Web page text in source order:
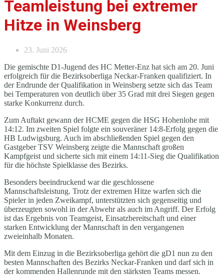
Teamleistung bei extremer
Hitze in Weinsberg
23. Juni 2026
Die gemischte D1-Jugend des HC Metter-Enz hat sich am 20. Juni
erfolgreich für die Bezirksoberliga Neckar-Franken qualifiziert. In
der Endrunde der Qualifikation in Weinsberg setzte sich das Team
bei Temperaturen von deutlich über 35 Grad mit drei Siegen gegen
starke Konkurrenz durch.
Zum Auftakt gewann der HCME gegen die HSG Hohenlohe mit
14:12. Im zweiten Spiel folgte ein souveräner 14:8-Erfolg gegen die
HB Ludwigsburg. Auch im abschließenden Spiel gegen den
Gastgeber TSV Weinsberg zeigte die Mannschaft großen
Kampfgeist und sicherte sich mit einem 14:11-Sieg die Qualifikation
für die höchste Spielklasse des Bezirks.
Besonders beeindruckend war die geschlossene
Mannschaftsleistung. Trotz der extremen Hitze warfen sich die
Spieler in jeden Zweikampf, unterstützten sich gegenseitig und
überzeugten sowohl in der Abwehr als auch im Angriff. Der Erfolg
ist das Ergebnis von Teamgeist, Einsatzbereitschaft und einer
starken Entwicklung der Mannschaft in den vergangenen
zweieinhalb Monaten.
Mit dem Einzug in die Bezirksoberliga gehört die gD1 nun zu den
besten Mannschaften des Bezirks Neckar-Franken und darf sich in
der kommenden Hallenrunde mit den stärksten Teams messen.